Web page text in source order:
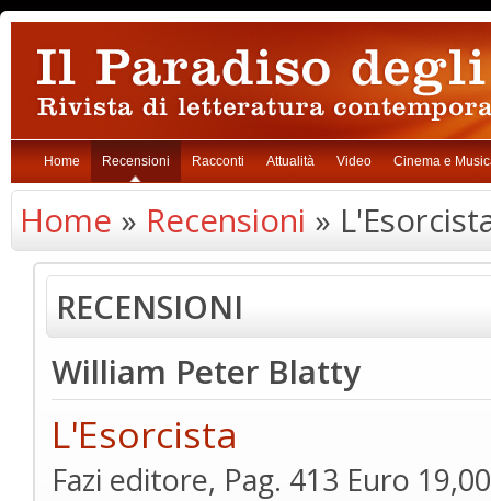
Home Recensioni Racconti Attualità Video Cinema e
Home » Recensioni »
RECENSIONI
William Peter Blatty
L'Esorcista
Fazi editore, Pag. 413 Euro 19,00